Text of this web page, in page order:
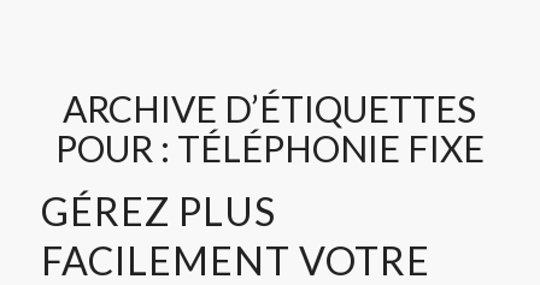
ARCHIVE D’ÉTIQUETTES
POUR : TÉLÉPHONIE FIXE
GÉREZ PLUS
FACILEMENT VOTRE